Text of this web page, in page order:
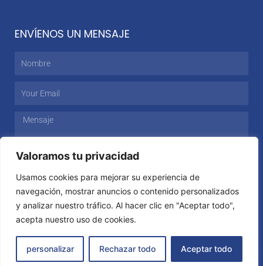
Valoramos tu privacidad
Usamos cookies para mejorar su experiencia de
navegación, mostrar anuncios o contenido personalizados
y analizar nuestro tráfico. Al hacer clic en "Aceptar todo",
acepta nuestro uso de cookies.
personalizar Rechazar todo Aceptar todo
ENVÍENOS UN MENSAJE
Nombre
Mensaje
ENVIAR
Sitio Web desarrollado por ROI Consultores